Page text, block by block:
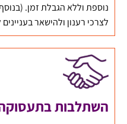
נוספת וללא הגבלת זמן.
לצרכי רענון ולהישאר
השתלבות